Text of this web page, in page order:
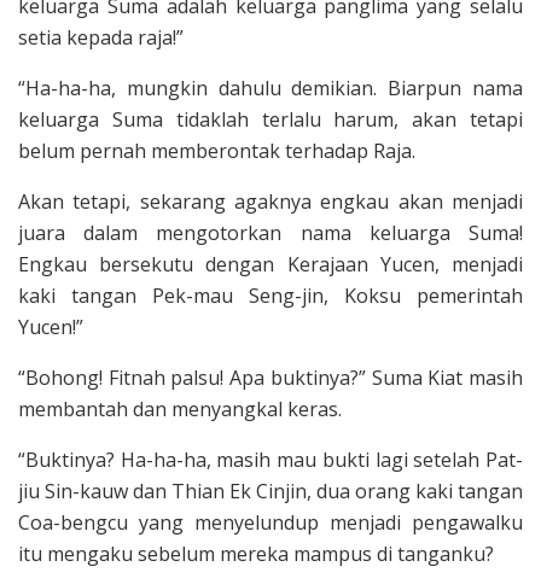
keluarga Suma adalah keluarga panglima yang selalu
setia kepada raja!”
“Ha-ha-ha, mungkin dahulu demikian. Biarpun nama
keluarga Suma tidaklah terlalu harum, akan tetapi
belum pernah memberontak terhadap Raja.
Akan tetapi, sekarang agaknya engkau akan menjadi
juara dalam mengotorkan nama keluarga Suma!
Engkau bersekutu dengan Kerajaan Yucen, menjadi
kaki tangan Pek-mau Seng-jin, Koksu pemerintah
Yucen!”
“Bohong! Fitnah palsu! Apa buktinya?” Suma Kiat masih
membantah dan menyangkal keras.
“Buktinya? Ha-ha-ha, masih mau bukti lagi setelah Pat-
jiu Sin-kauw dan Thian Ek Cinjin, dua orang kaki tangan
Coa-bengcu yang menyelundup menjadi pengawalku
itu mengaku sebelum mereka mampus di tanganku?